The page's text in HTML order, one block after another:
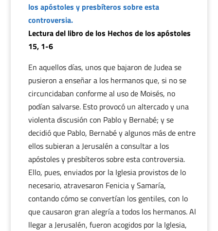
los apóstoles y presbíteros sobre esta
controversia.
Lectura del libro de los Hechos de los apóstoles
15, 1-6
En aquellos días, unos que bajaron de Judea se
pusieron a enseñar a los hermanos que, si no se
circuncidaban conforme al uso de Moisés, no
podían salvarse. Esto provocó un altercado y una
violenta discusión con Pablo y Bernabé; y se
decidió que Pablo, Bernabé y algunos más de entre
ellos subieran a Jerusalén a consultar a los
apóstoles y presbíteros sobre esta controversia.
Ello, pues, enviados por la Iglesia provistos de lo
necesario, atravesaron Fenicia y Samaría,
contando cómo se convertían los gentiles, con lo
que causaron gran alegría a todos los hermanos. Al
llegar a Jerusalén, fueron acogidos por la Iglesia,